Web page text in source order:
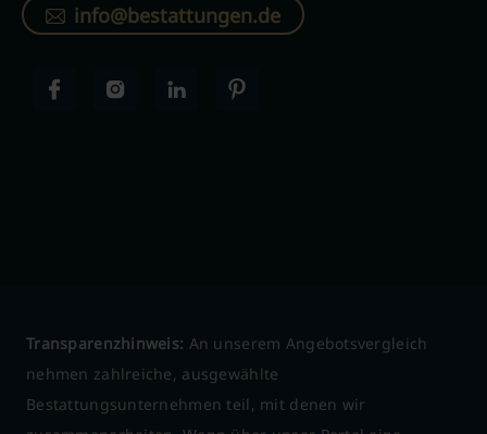
info@bestattungen.de
Transparenzhinweis: An unserem Angebotsvergleich
nehmen zahlreiche, ausgewählte
Bestattungsunternehmen teil, mit denen wir